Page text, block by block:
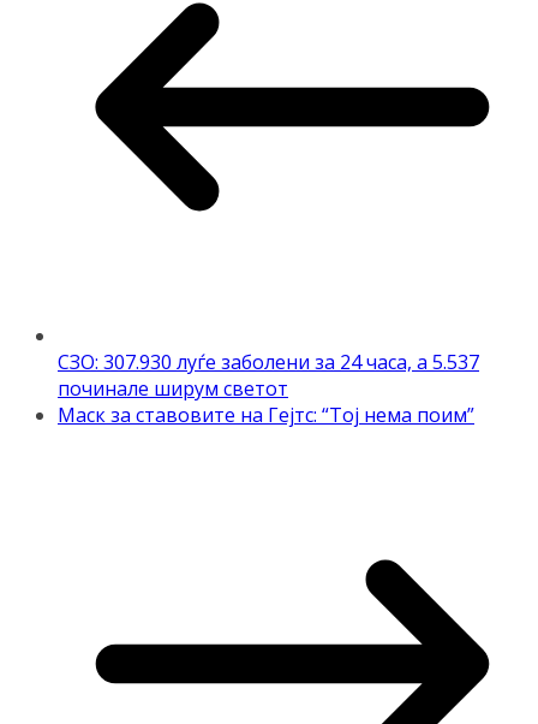
СЗО: 307.930 луѓе заболени за 24 часа, а 5.537
починале ширум светот
Маск за ставовите на Гејтс: “Тој нема поим”